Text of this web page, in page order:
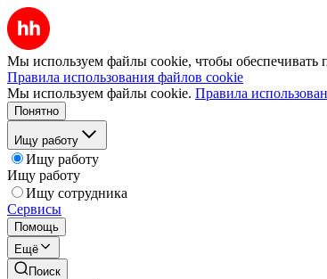
Мы используем файлы cookie, чтобы обеспечивать
Правила использования файлов cookie
Мы используем файлы cookie. Правила
Понятно
Ищу работу
Ищу работу
Ищу работу
Ищу сотрудника
Сервисы
Помощь
Ещё
Поиск